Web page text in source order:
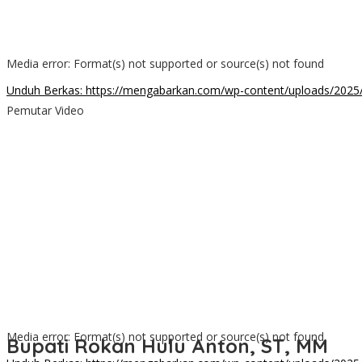
Media error: Format(s) not supported or source(s) not found
Unduh Berkas: https://mengabarkan.com/wp-content/uploads/
Pemutar Video
Media error: Format(s) not supported or source(s) not found
Bupati Rokan Hulu Anton, ST, MM